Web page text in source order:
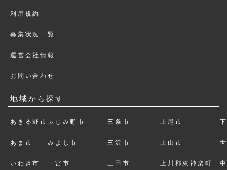
利用規約
募集状況一覧
運営会社情報
お問い合わせ
地域から探す
あきる野市
あま市
いわき市
ふじみ野市
みよし市
一宮市
三条市
三沢市
三田市
上尾市
上山市
上川郡東神楽町